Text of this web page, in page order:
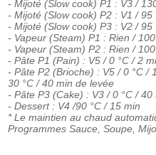
- Mijoté (Slow cook) P1 : V3 /
- Mijoté (Slow cook) P2 : V1 /
- Mijoté (Slow cook) P3 : V2 /
- Vapeur (Steam) P1 : Rien /
- Vapeur (Steam) P2 : Rien /
- Pâte P1 (Pain) : V5 / 0 °C / 2
- Pâte P2 (Brioche) : V5 / 0 °C /
30 °C / 40 min de levée
- Pâte P3 (Cake) : V3 / 0 °C / 40
- Dessert : V4 /90 °C / 15 min
* Le maintien au chaud
Programmes Sauce, Soupe,